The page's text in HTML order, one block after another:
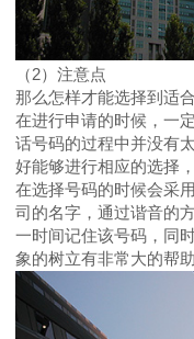
（2）注意点
那么怎样才能选择到适
在进行申请的时候，一
话号码的过程中并没有
好能够进行相应的选择
在选择号码的时候会采
司的名字，通过谐音的
一时间记住该号码，同
象的树立有非常大的帮助